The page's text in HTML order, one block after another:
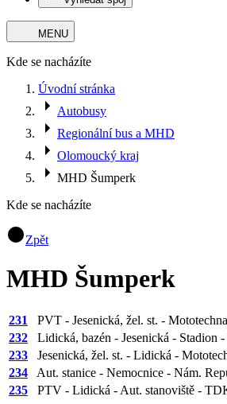
MENU
Kde se nacházíte
Úvodní stránka
Autobusy
Regionální bus a MHD
Olomoucký kraj
MHD Šumperk
Kde se nacházíte
Zpět
MHD Šumperk
231
PVT - Jesenická, žel. st. -
232
Lidická, bazén - Jesenická - Stadion
233
Jesenická, žel. st. - Lidická -
234
Aut. stanice - Nemocnice - Nám.
235
PTV - Lidická - Aut. stanoviště -